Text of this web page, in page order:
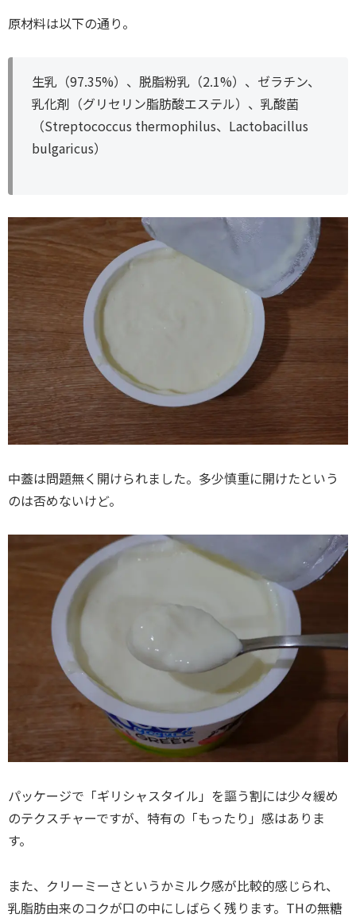
原材料は以下の通り。
生乳（97.35%）、脱脂粉乳（2.1%）、ゼラチン、
乳化剤（グリセリン脂肪酸エステル）、乳酸菌
（Streptococcus thermophilus、Lactobacillus
bulgaricus）
中蓋は問題無く開けられました。多少慎重に開けたという
のは否めないけど。
パッケージで「ギリシャスタイル」を謳う割には少々緩め
のテクスチャーですが、特有の「もったり」感はありま
す。
また、クリーミーさというかミルク感が比較的感じられ、
乳脂肪由来のコクが口の中にしばらく残ります。THの無糖